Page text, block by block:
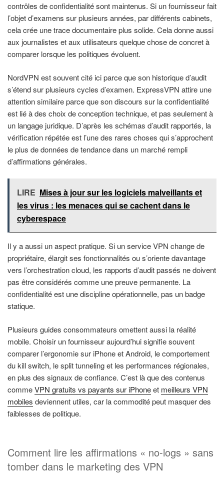
contrôles de confidentialité sont maintenus. Si un fournisseur fait
l’objet d’examens sur plusieurs années, par différents cabinets,
cela crée une trace documentaire plus solide. Cela donne aussi
aux journalistes et aux utilisateurs quelque chose de concret à
comparer lorsque les politiques évoluent.
NordVPN est souvent cité ici parce que son historique d’audit
s’étend sur plusieurs cycles d’examen. ExpressVPN attire une
attention similaire parce que son discours sur la confidentialité
est lié à des choix de conception technique, et pas seulement à
un langage juridique. D’après les schémas d’audit rapportés, la
vérification répétée est l’une des rares choses qui s’approchent
le plus de données de tendance dans un marché rempli
d’affirmations générales.
LIRE Mises à jour sur les logiciels malveillants et
les virus : les menaces qui se cachent dans le
cyberespace
Il y a aussi un aspect pratique. Si un service VPN change de
propriétaire, élargit ses fonctionnalités ou s’oriente davantage
vers l’orchestration cloud, les rapports d’audit passés ne doivent
pas être considérés comme une preuve permanente. La
confidentialité est une discipline opérationnelle, pas un badge
statique.
Plusieurs guides consommateurs omettent aussi la réalité
mobile. Choisir un fournisseur aujourd’hui signifie souvent
comparer l’ergonomie sur iPhone et Android, le comportement
du kill switch, le split tunneling et les performances régionales,
en plus des signaux de confiance. C’est là que des contenus
commeVPN gratuits vs payants sur iPhoneet meilleurs VPN
mobiles deviennent utiles, car la commodité peut masquer des
faiblesses de politique.
Comment lire les affirmations « no-logs » sans
tomber dans le marketing des VPN